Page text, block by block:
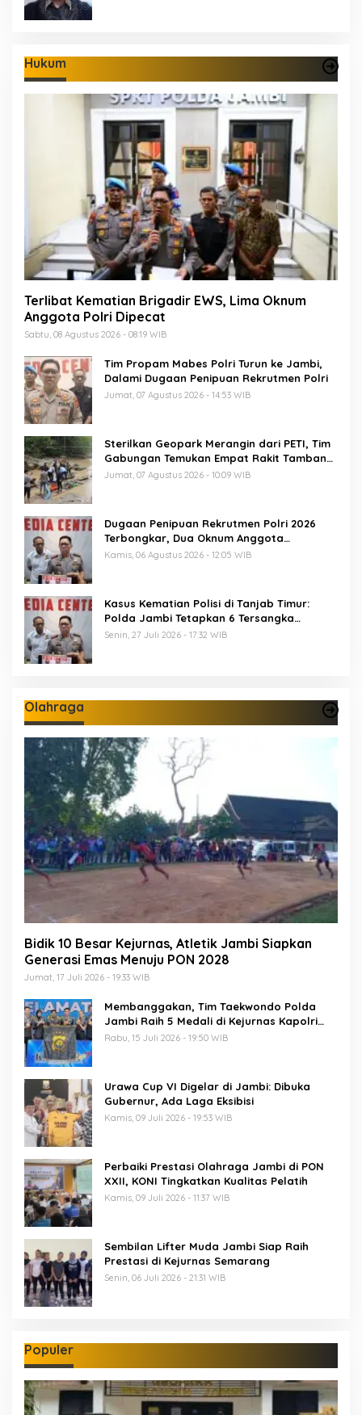
Hukum
Terlibat Kematian Brigadir EWS, Lima Oknum
Anggota Polri Dipecat
Sabtu, 08 Agustus 2026 - 08:19 WIB
Tim Propam Mabes Polri Turun ke Jambi,
Dalami Dugaan Penipuan Rekrutmen Polri
Jumat, 07 Agustus 2026 - 14:53 WIB
Sterilkan Geopark Merangin dari PETI, Tim
Gabungan Temukan Empat Rakit Tambang
Ilegal
Jumat, 07 Agustus 2026 - 10:09 WIB
Dugaan Penipuan Rekrutmen Polri 2026
Terbongkar, Dua Oknum Anggota
Diamankan Propam Polda Jambi
Kamis, 06 Agustus 2026 - 12:05 WIB
Kasus Kematian Polisi di Tanjab Timur:
Polda Jambi Tetapkan 6 Tersangka
Termasuk 5 Anggota Polri
Senin, 27 Juli 2026 - 17:32 WIB
Olahraga
Bidik 10 Besar Kejurnas, Atletik Jambi Siapkan
Generasi Emas Menuju PON 2028
Jumat, 17 Juli 2026 - 19:33 WIB
Membanggakan, Tim Taekwondo Polda
Jambi Raih 5 Medali di Kejurnas Kapolri
Cup 7
Rabu, 15 Juli 2026 - 19:50 WIB
Urawa Cup VI Digelar di Jambi: Dibuka
Gubernur, Ada Laga Eksibisi
Kamis, 09 Juli 2026 - 19:53 WIB
Perbaiki Prestasi Olahraga Jambi di PON
XXII, KONI Tingkatkan Kualitas Pelatih
Kamis, 09 Juli 2026 - 11:37 WIB
Sembilan Lifter Muda Jambi Siap Raih
Prestasi di Kejurnas Semarang
Senin, 06 Juli 2026 - 21:31 WIB
Populer